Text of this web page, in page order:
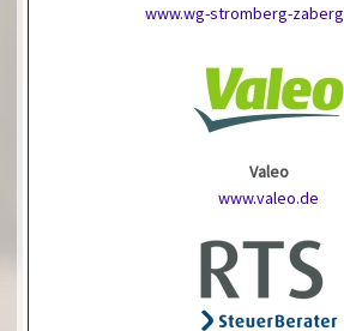
www.wg-stromberg-
Valeo
www.valeo.de